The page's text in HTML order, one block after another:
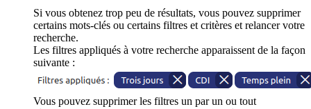
Si vous obtenez trop peu de résultats, vous pouvez supprimer
certains mots-clés ou certains filtres et critères et relancer votre
recherche.
Les filtres appliqués à votre recherche apparaissent de la façon
suivante :
Vous pouvez supprimer les filtres un par un ou tout